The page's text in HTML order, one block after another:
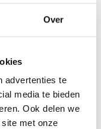
Over
advertenties te
media te bieden
Ook delen we
met onze